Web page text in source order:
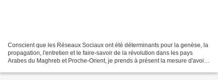
Conscient que les Réseaux Sociaux ont été déterminants pour la genèse, la
propagation, l'entretien et le faire-savoir de la révolution dans les pays
Arabes du Maghreb et Proche-Orient, je prends à présent la mesure d'avoir